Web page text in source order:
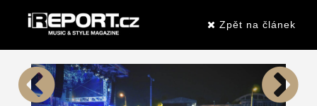
Zpět na článek